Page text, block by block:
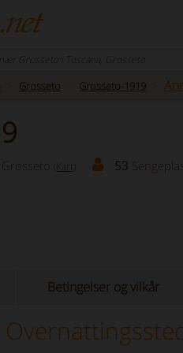
Grosseto i Toscana, Grosseto
Grosseto Grosseto-1919
Grosseto (Kart) 53
Betingelser og vilkår